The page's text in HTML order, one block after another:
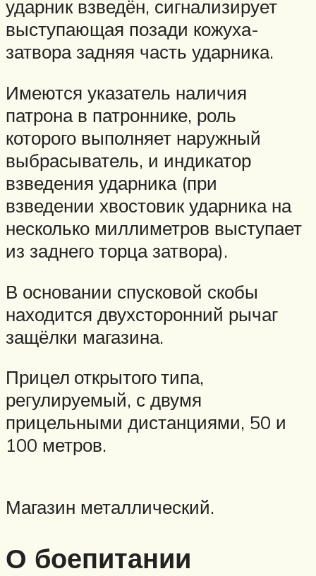
ударник взведён, сигнализирует
выступающая позади кожуха-
затвора задняя часть ударника.
Имеются указатель наличия
патрона в патроннике, роль
которого выполняет наружный
выбрасыватель, и индикатор
взведения ударника (при
взведении хвостовик ударника на
несколько миллиметров выступает
из заднего торца затвора).
В основании спусковой скобы
находится двухсторонний рычаг
защёлки магазина.
Прицел открытого типа,
регулируемый, с двумя
прицельными дистанциями, 50 и
100 метров.
Магазин металлический.
О боепитании